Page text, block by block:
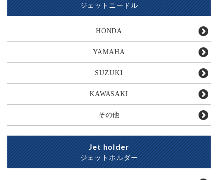
ジェットニードル
HONDA
YAMAHA
SUZUKI
KAWASAKI
その他
Jet holder
ジェットホルダー